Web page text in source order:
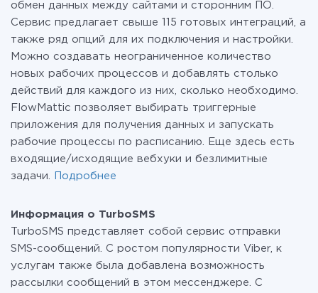
обмен данных между сайтами и сторонним ПО.
Сервис предлагает свыше 115 готовых интеграций, а
также ряд опций для их подключения и настройки.
Можно создавать неограниченное количество
новых рабочих процессов и добавлять столько
действий для каждого из них, сколько необходимо.
FlowMattic позволяет выбирать триггерные
приложения для получения данных и запускать
рабочие процессы по расписанию. Еще здесь есть
входящие/исходящие вебхуки и безлимитные
задачи.
Подробнее
Информация о TurboSMS
TurboSMS представляет собой сервис отправки
SMS-сообщений. С ростом популярности Viber, к
услугам также была добавлена возможность
рассылки сообщений в этом мессенджере. С